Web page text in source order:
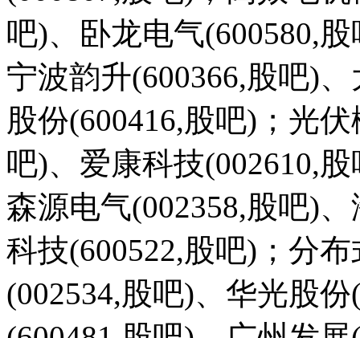
吧)、卧龙电气(600580,
宁波韵升(600366,股吧)
股份(600416,股吧)；光
吧)、爱康科技(002610,
森源电气(002358,股吧)
科技(600522,股吧)；分
(002534,股吧)、华光股